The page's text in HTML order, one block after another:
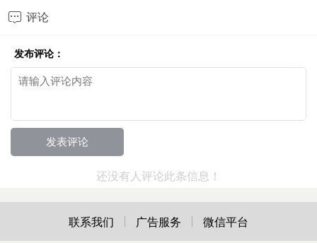
 评论
发布评论：
还没有人评论此条信息！
联系我们 广告服务 微信平台